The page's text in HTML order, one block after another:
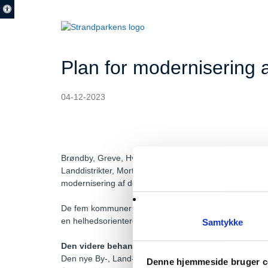
Samtykke
Denne hjemmeside bruger
Plan for modernisering
04-12-2023
Brøndby, Greve, Hvidovre, Ishøj og Vallensbæk
Landdistrikter, Morten Dahlin. Planen er resultatet af
modernisering af det populære rekreative område.
De fem kommuner har lyttet til borgernes input og
en helhedsorienteret plan, der strækker sig på tværs af
Den videre behandling af planen
Den nye By-, Land- og Kirkeminister, Morten Dahlin,